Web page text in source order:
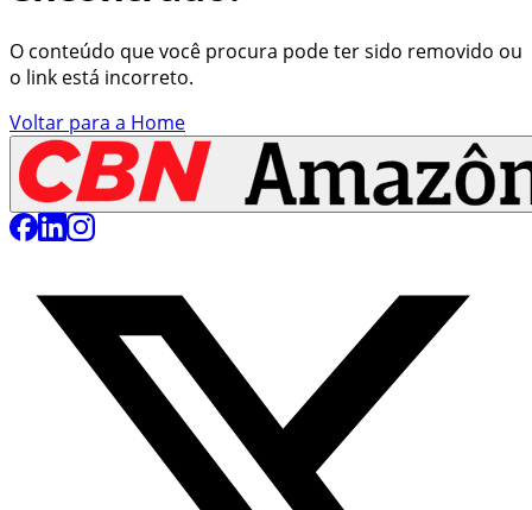
O conteúdo que você procura pode ter sido removido ou
o link está incorreto.
Voltar para a Home